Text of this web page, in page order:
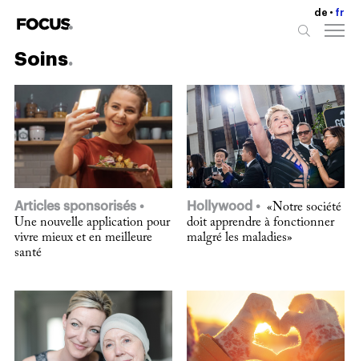
de fr
Soins
Articles sponsorisés
Une nouvelle application pour
vivre mieux et en meilleure
santé
Hollywood
«Notre société
doit apprendre à fonctionner
malgré les maladies»